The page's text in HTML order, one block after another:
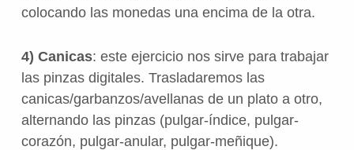
colocando las monedas una encima de la otra.
4) Canicas: este ejercicio nos sirve para trabajar
las pinzas digitales. Trasladaremos las
canicas/garbanzos/avellanas de un plato a otro,
alternando las pinzas (pulgar-índice, pulgar-
corazón, pulgar-anular, pulgar-meñique).